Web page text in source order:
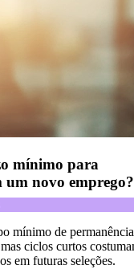
mínimo para
um novo emprego?
mínimo de
ciclos curtos
em futuras seleções.